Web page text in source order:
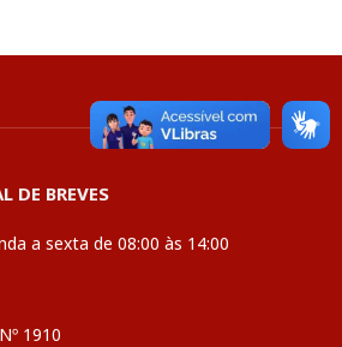
DE BREVES
a sexta de 08:00 às 14:00
1910